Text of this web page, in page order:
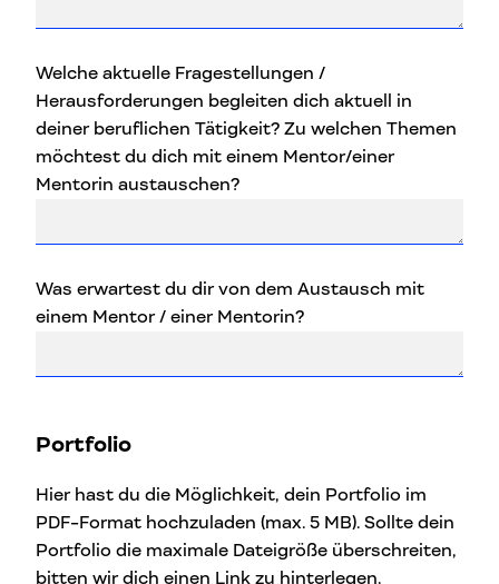
Welche aktuelle Fragestellungen /
Herausforderungen begleiten dich aktuell in
deiner beruflichen Tätigkeit? Zu welchen Themen
möchtest du dich mit einem Mentor/einer
Mentorin austauschen?
Was erwartest du dir von dem Austausch mit
einem Mentor / einer Mentorin?
Portfolio
Hier hast du die Möglichkeit, dein Portfolio im
PDF-Format hochzuladen (max. 5 MB). Sollte dein
Portfolio die maximale Dateigröße überschreiten,
bitten wir dich einen Link zu hinterlegen.